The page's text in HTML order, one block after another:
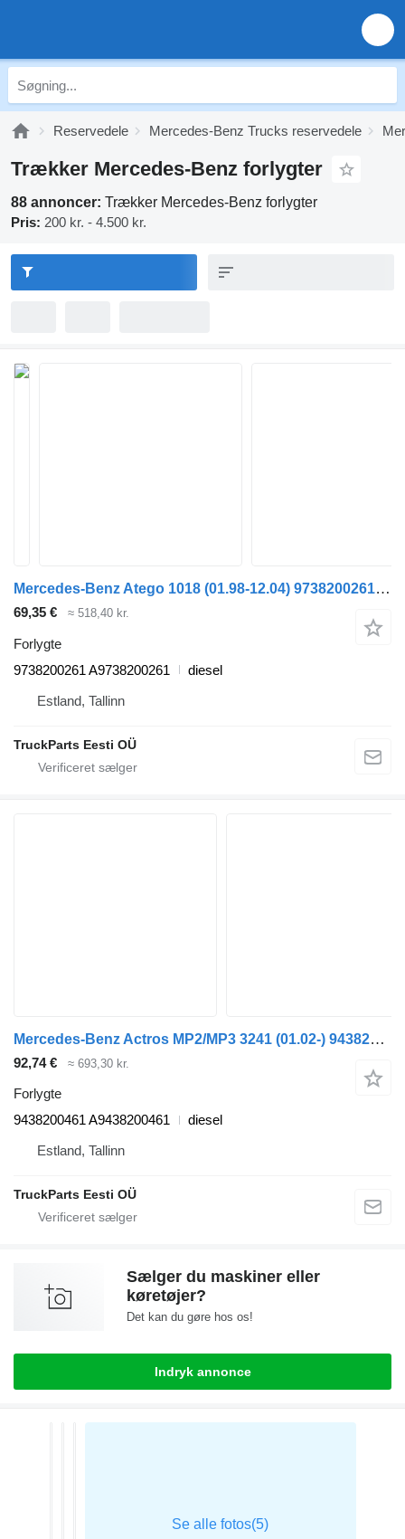
Reservedele Mercedes-Benz Trucks reservedele
Trækker Mercedes-Benz forlygter
88 annoncer: Trækker Mercedes-Benz forlygter
Pris: 200 kr. - 4.500 kr.
Mercedes-Benz Atego 1018 (01.98-12.04) 9738200261 forlygte til Mercedes-Benz Atego, Atego 2, Atego 3 (1996-) trækker
69,35 € ≈ 518,40 kr.
Forlygte
9738200261 A9738200261
diesel
Estland, Tallinn
TruckParts Eesti OÜ
Mercedes-Benz Actros MP2/MP3 3241 (01.02-) 9438200461 forlygte til Mercedes-Benz Actros, Axor MP1, MP2, MP3 (1996-2014) trækker
92,74 € ≈ 693,30 kr.
Forlygte
9438200461 A9438200461
diesel
Estland, Tallinn
TruckParts Eesti OÜ
Sælger du maskiner eller
køretøjer?
Det kan du gøre hos os!
Indryk annonce